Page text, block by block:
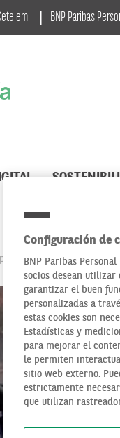
BNP Paribas
¿Cuándo? ¿Por
Configuración de
BNP Paribas
socios desean utilizar
garantizar el buen
personalizadas a
estas cookies son
Estadísticas y
para mejorar el
le permiten
sitio web externo.
estrictamente
que utilizan